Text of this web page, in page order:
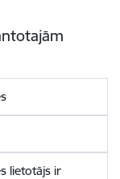
lietotājs ir